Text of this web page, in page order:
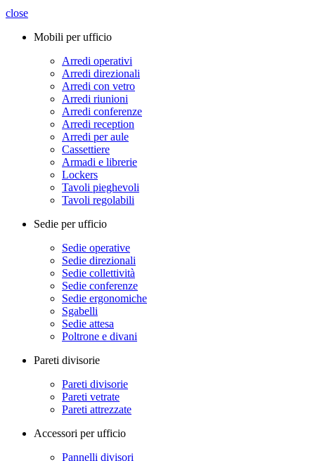
close
Mobili per ufficio
Arredi operativi
Arredi direzionali
Arredi con vetro
Arredi riunioni
Arredi conferenze
Arredi reception
Arredi per aule
Cassettiere
Armadi e librerie
Lockers
Tavoli pieghevoli
Tavoli regolabili
Sedie per ufficio
Sedie operative
Sedie direzionali
Sedie collettività
Sedie conferenze
Sedie ergonomiche
Sgabelli
Sedie attesa
Poltrone e divani
Pareti divisorie
Pareti divisorie
Pareti vetrate
Pareti attrezzate
Accessori per ufficio
Pannelli divisori